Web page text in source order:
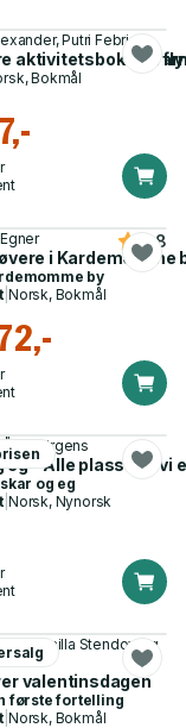
kjente og kjære
Putri Febriana
aktivitetsboka på
Bokmål
i Kardemomme
4.8
by
|Norsk, Bokmål
Åshild Irgens
eg - Alle plassane vi
og eg
|Norsk, Nynorsk
Camilla Stendov og
valentinsdagen
første fortelling
|Norsk, Bokmål